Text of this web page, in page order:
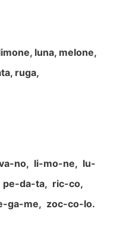
luna, melone,
ruga,
no, li-mo-ne, lu-
da-ta, ric-co,
ga-me, zoc-co-lo.